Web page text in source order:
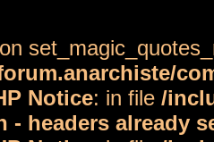
Notice: in file /
- headers already